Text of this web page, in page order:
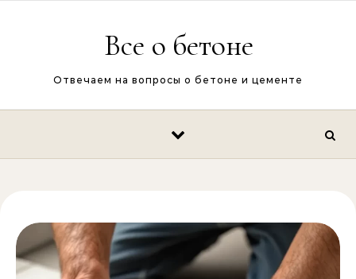
Все о бетоне
Отвечаем на вопросы о бетоне и цементе